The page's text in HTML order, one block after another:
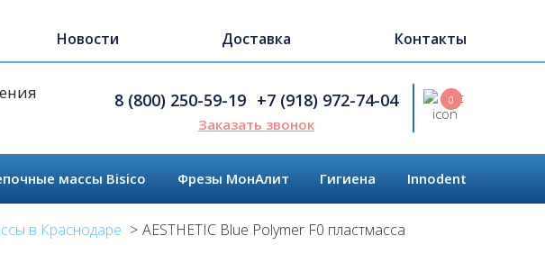
Новости Доставка Контакты
8 (800) 250-59-19 +7 (918) 972-74-04
Заказать звонок
0
массы Bisico Фрезы МонАлит Гигиена Innodent
в Краснодаре AESTHETIC Blue Polymer F0 пластмасса